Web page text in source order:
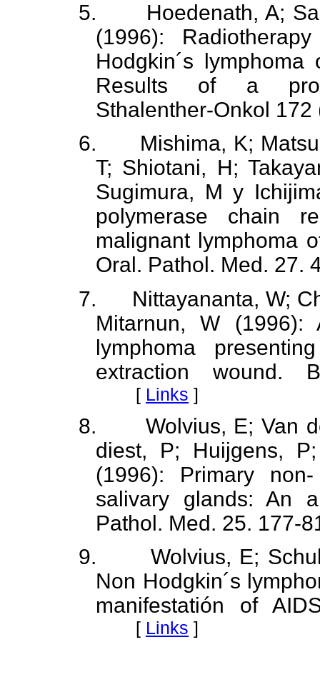
5.
Hoedenath, A;
(1996):
Hodgkin´s
Results of a
Sthalenther-Onkol 172
6.
Mishima, K;
T; Shiotani, H;
Sugimura, M y
polymerase chain
malignant lymphoma
Oral. Pathol. Med. 27.
7.
Nittayananta, W;
Mitarnun, W (1996):
lymphoma
extraction wound.
[ Links ]
8.
Wolvius, E; Van
diest, P; Huijgens,
(1996): Primary
salivary glands: An
Pathol. Med. 25. 177-
9.
Wolvius, E;
Non Hodgkin´s
manifestatión of
[ Links ]